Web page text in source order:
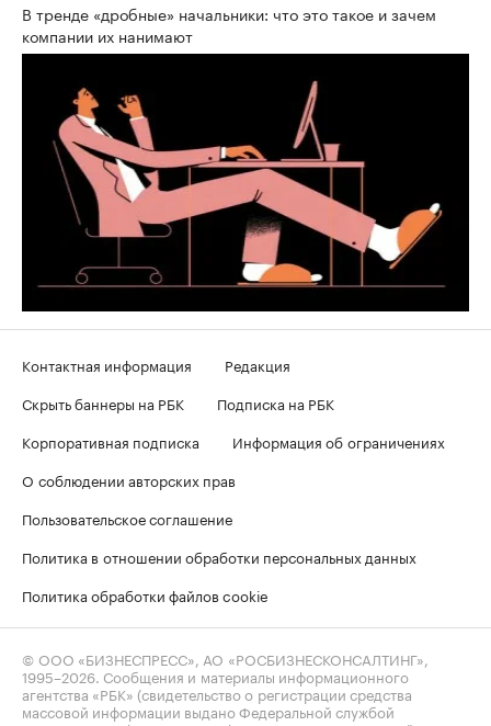
В тренде «дробные» начальники: что это такое и зачем
компании их нанимают
Контактная информация
Редакция
Скрыть баннеры на РБК
Подписка на РБК
Корпоративная подписка
Информация об ограничениях
О соблюдении авторских прав
Пользовательское соглашение
Политика в отношении обработки персональных данных
Политика обработки файлов cookie
© ООО «БИЗНЕСПРЕСС», АО «РОСБИЗНЕСКОНСАЛТИНГ»,
1995–2026. Сообщения и материалы информационного
агентства «РБК» (свидетельство о регистрации средства
массовой информации выдано Федеральной службой